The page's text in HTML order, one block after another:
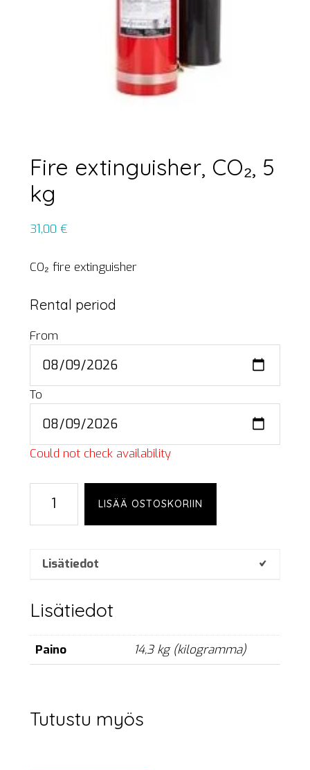
Fire extinguisher, CO₂, 5
kg
31,00 €
CO₂ fire extinguisher
Rental period
From
To
Could not check availability
extinguisher,
CO₂,
LISÄÄ OSTOSKORIIN
Lisätiedot
Lisätiedot
Paino 14,3 kg (kilogramma)
Tutustu myös